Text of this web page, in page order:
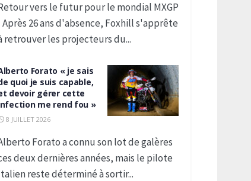
vers le futur pour le mondial MXGP
Après 26 ans d'absence, Foxhill s'apprête
retrouver les projecteurs du...
Forato « je sais
quoi je suis capable,
devoir gérer cette
me rend fou »
8 JUILLET 2026
Forato a connu son lot de galères
deux dernières années, mais le pilote
reste déterminé à sortir...